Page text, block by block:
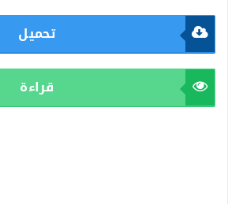
تحميل
قراءة